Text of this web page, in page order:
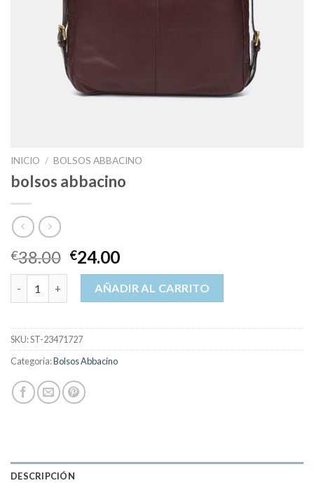
INICIO / BOLSOS ABBACINO
bolsos abbacino
€38.00 €24.00
bolsos abbacino cantidadAÑADIR AL CARRITO
SKU:ST-23471727
Categoría:Bolsos Abbacino
DESCRIPCIÓN